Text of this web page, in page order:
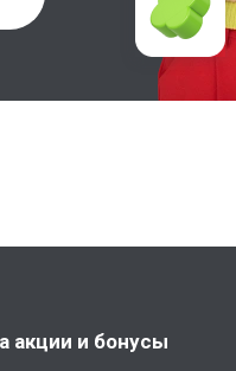
акции и бонусы